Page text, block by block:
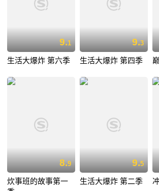
9.1
生活大爆炸 第六季
9.3
生活大爆炸 第四季
8.9
炊事班的故事第一
9.5
生活大爆炸 第二季